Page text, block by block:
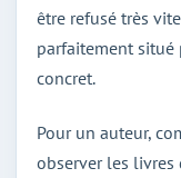
être refusé très
parfaitement
concret.
Pour un auteur,
observer les livres